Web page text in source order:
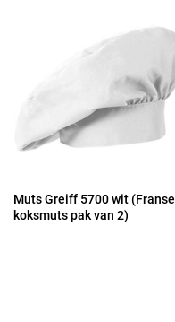
Muts Greiff 5700 wit (Franse
koksmuts pak van 2)